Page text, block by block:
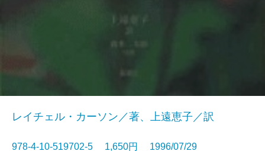
レイチェル・カーソン／著、上遠恵子／訳
978-4-10-519702-5 1,650円 1996/07/29